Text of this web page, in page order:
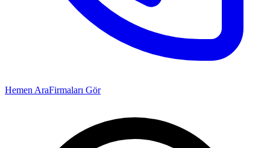
Hemen AraFirmaları Gör